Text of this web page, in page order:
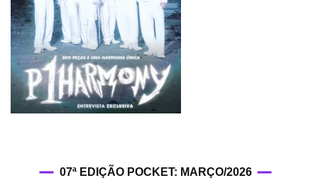
07ª EDIÇÃO POCKET: MARÇO/2026